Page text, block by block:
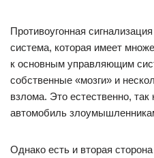
Противоугонная
система, которая имеет
к основным управляющим
собственные «мозги» и
взлома. Это естественно, так
автомобиль
Однако есть и вторая